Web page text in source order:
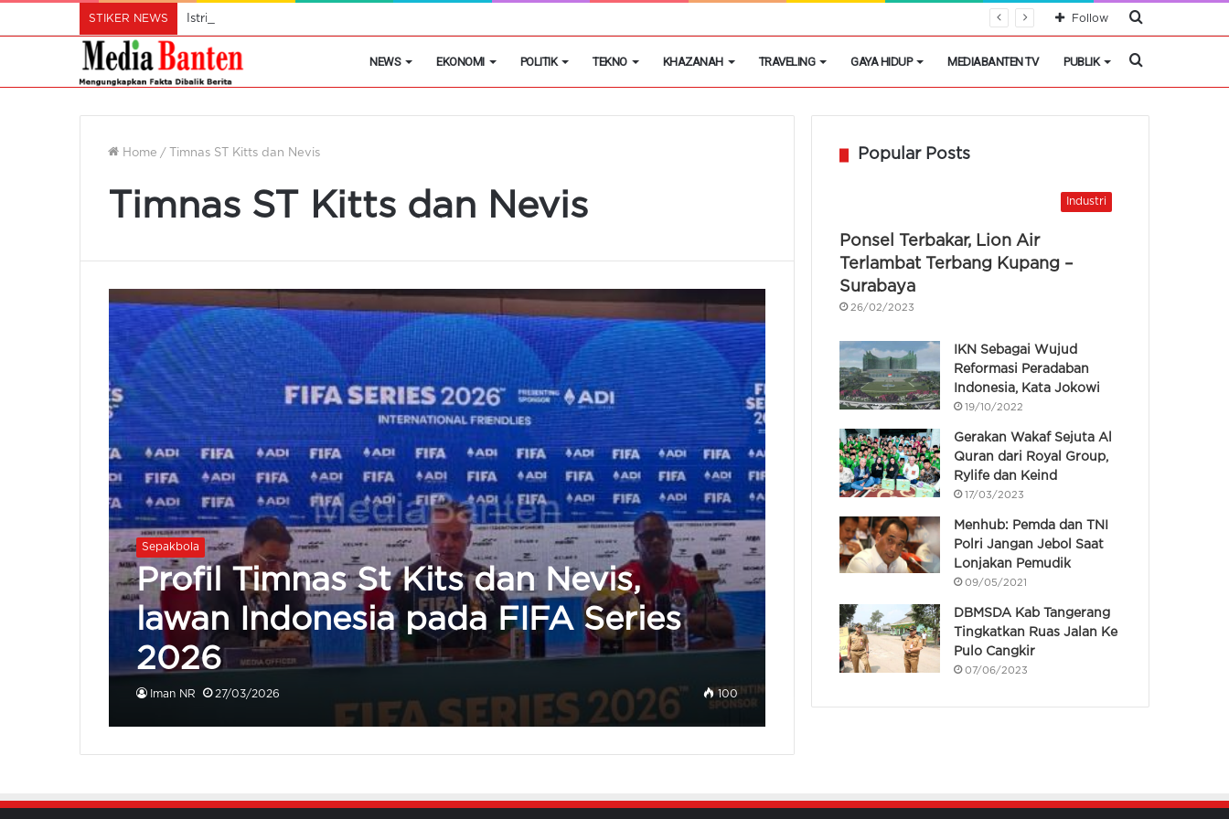
STIKER NEWS Istri Wali Kota Ajak Perempuan Cilegon Kembangkan Hobi Sebagai Peluang Usaha Cari
Follow
NEWS EKONOMI POLITIK TEKNO KHAZANAH TRAVELING GAYA HIDUP MEDIABANTEN TV PUBLIK Cari
Home / Timnas ST Kitts dan Nevis
Timnas ST Kitts dan Nevis
Sepakbola
Profil Timnas St Kits dan Nevis,
lawan Indonesia pada FIFA Series
2026
Iman NR 27/03/2026 100
Popular Posts
Industri
Ponsel Terbakar, Lion Air
Terlambat Terbang Kupang –
Surabaya
26/02/2023
IKN Sebagai Wujud
Reformasi Peradaban
Indonesia, Kata Jokowi
19/10/2022
Gerakan Wakaf Sejuta Al
Quran dari Royal Group,
Rylife dan Keind
17/03/2023
Menhub: Pemda dan TNI
Polri Jangan Jebol Saat
Lonjakan Pemudik
09/05/2021
DBMSDA Kab Tangerang
Tingkatkan Ruas Jalan Ke
Pulo Cangkir
07/06/2023